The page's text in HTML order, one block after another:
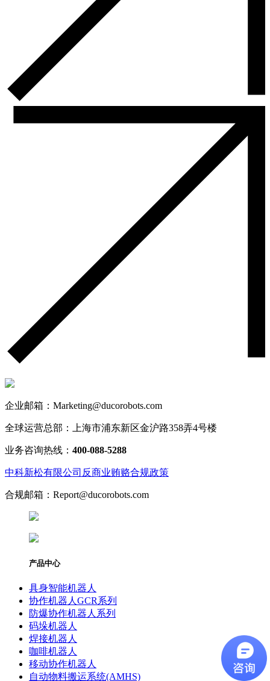
企业邮箱：Marketing@ducorobots.com
全球运营总部：上海市浦东新区金沪路358弄4号楼
业务咨询热线： 400-088-5288
中科新松有限公司反商业贿赂合规政策
合规邮箱：Report@ducorobots.com
产品中心
具身智能机器人
协作机器人GCR系列
防爆协作机器人系列
码垛机器人
焊接机器人
咖啡机器人
移动协作机器人
自动物料搬运系统(AMHS)